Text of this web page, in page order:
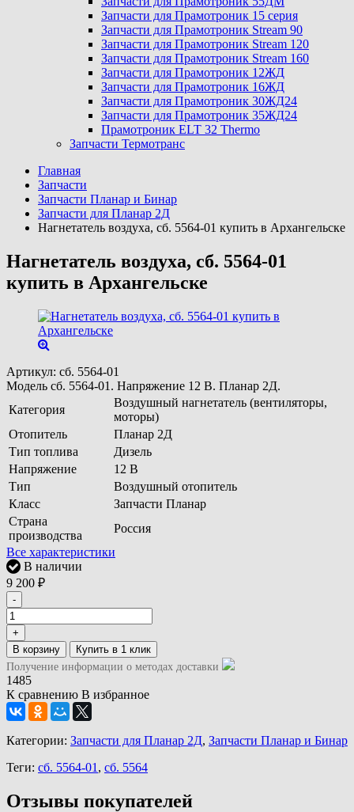
Запчасти для Прамотроник 15 серия
Запчасти для Прамотроник Stream 90
Запчасти для Прамотроник Stream 120
Запчасти для Прамотроник Stream 160
Запчасти для Прамотроник 12ЖД
Запчасти для Прамотроник 16ЖД
Запчасти для Прамотроник 30ЖД24
Запчасти для Прамотроник 35ЖД24
Прамотроник ELT 32 Thermo
Запчасти Термотранс
Главная
Запчасти
Запчасти Планар и Бинар
Запчасти для Планар 2Д
Нагнетатель воздуха, сб. 5564-01 купить в Архангельске
Нагнетатель воздуха, сб. 5564-01
купить в Архангельске
Артикул: сб. 5564-01
Модель сб. 5564-01. Напряжение 12 В. Планар 2Д.
Категория
Воздушный нагнетатель (вентиляторы,
моторы)
Отопитель
Планар 2Д
Тип топлива
Дизель
Напряжение
12 В
Тип
Воздушный отопитель
Класс
Запчасти Планар
Страна
производства
Россия
Все характеристики
В наличии
9 200 ₽
-
+
В корзину
Получение информации о методах доставки
1485
К сравнению В избранное
Категории: Запчасти для Планар 2Д, Запчасти Планар и Бинар
Теги: сб. 5564-01 , сб. 5564
Отзывы покупателей